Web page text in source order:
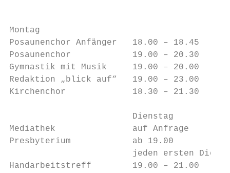
Montag
Posaunenchor Anfänger   18.00 – 18.45
Posaunenchor            19.00 – 20.30
Gymnastik mit Musik     19.00 – 20.00
Redaktion „blick auf“   19.00 – 23.00
Kirchenchor             18.30 – 21.30
                        Dienstag
Mediathek               auf Anfrage
Presbyterium            ab 19.00
jeden ersten
Handarbeitstreff        19.00 – 21.00